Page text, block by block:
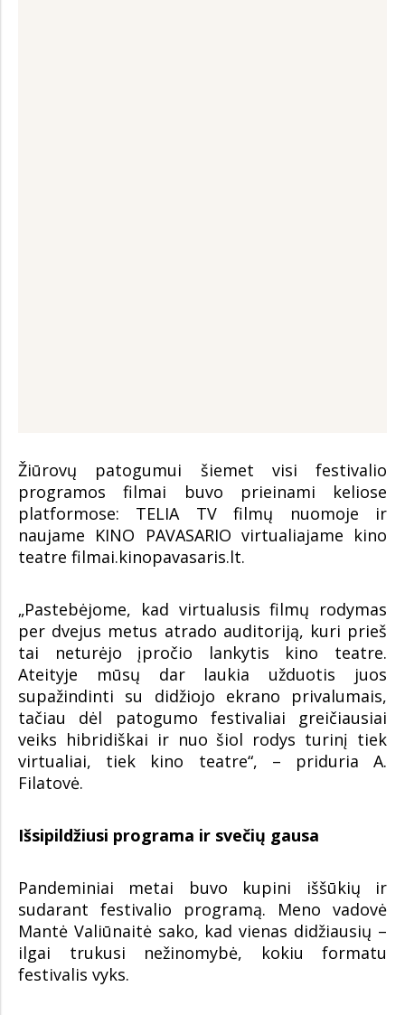
Žiūrovų patogumui šiemet visi festivalio
programos filmai buvo prieinami keliose
platformose: TELIA TV filmų nuomoje ir
naujame KINO PAVASARIO virtualiajame kino
teatre filmai.kinopavasaris.lt.
„Pastebėjome, kad virtualusis filmų rodymas
per dvejus metus atrado auditoriją, kuri prieš
tai neturėjo įpročio lankytis kino teatre.
Ateityje mūsų dar laukia užduotis juos
supažindinti su didžiojo ekrano privalumais,
tačiau dėl patogumo festivaliai greičiausiai
veiks hibridiškai ir nuo šiol rodys turinį tiek
virtualiai, tiek kino teatre“, – priduria A.
Filatovė.
Išsipildžiusi programa ir svečių gausa
Pandeminiai metai buvo kupini iššūkių ir
sudarant festivalio programą. Meno vadovė
Mantė Valiūnaitė sako, kad vienas didžiausių –
ilgai trukusi nežinomybė, kokiu formatu
festivalis vyks.